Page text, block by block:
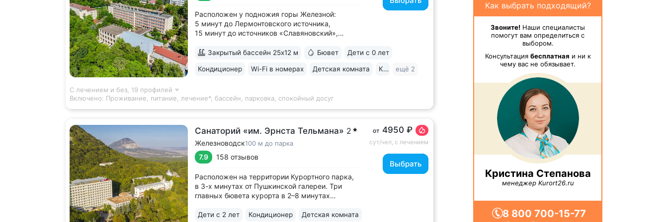
Расположен у подножия горы Железной:
5 минут до Лермонтовского источника,
15 минут до источников «Славяновский»,
в санаторий начинается круговой терренкур
минеральной водой: вода поступает напрямую
Закрытый бассейн 25х12 м Бювет Дети с 0 лет
Кондиционер Wi-Fi в номерах Детская комната Караоке ещё 2
С лечением и без, 19 профилей
Включено: Проживание, питание, лечение*, бассейн, парковка, спокойный досуг
Санаторий «им. Эрнста Тельмана» 2
Железноводск100 м до парка
7.9 158 отзывов
Расположен на территории Курортного парка,
в 3-х минутах от Пушкинской галереи. Три
главных бювета курорта в 2–8 минутах
Смирновский • На территории санатория
от 4950 ₽
сут/чел, с лечением
Выбрать
Дети с 2 лет Кондиционер Детская комната
Как выбрать подходящий?
Звоните! Наши специалисты
помогут вам определиться с
выбором.
Консультация бесплатная и ни к
чему вас не обязывает.
Кристина Степанова
менеджер Kurort26.ru
8 800 700-15-77